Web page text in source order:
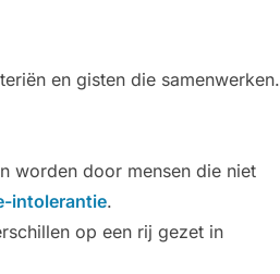
en gisten die samenwerken.
worden door mensen die niet
intolerantie.
op een rij gezet in